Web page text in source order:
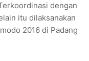
dengan
itu dilaksanakan
2016 di Padang